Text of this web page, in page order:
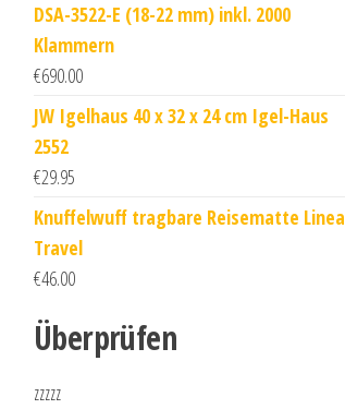
DSA-3522-E (18-22 mm) inkl. 2000
Klammern
€690.00
JW Igelhaus 40 x 32 x 24 cm Igel-Haus
2552
€29.95
Knuffelwuff tragbare Reisematte Linea
Travel
€46.00
Überprüfen
zzzzz